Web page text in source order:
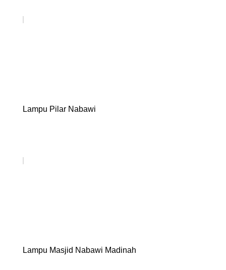
Lampu Pilar Nabawi
Lampu Masjid Nabawi Madinah